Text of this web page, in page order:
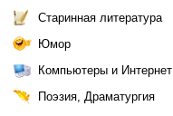
Старинная литература
Юмор
Компьютеры и Интернет
Поэзия, Драматургия